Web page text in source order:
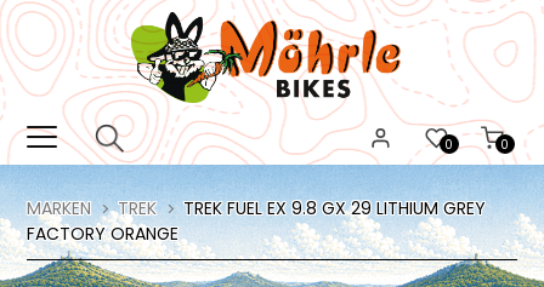
0
0
MARKEN TREK
TREK FUEL EX 9.8 GX 29 LITHIUM GREY
FACTORY ORANGE